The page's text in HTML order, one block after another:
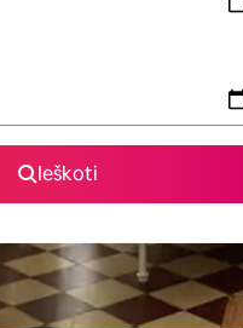
Ieškoti